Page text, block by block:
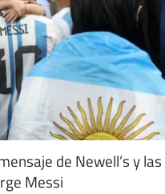
de Newell’s y las
Messi